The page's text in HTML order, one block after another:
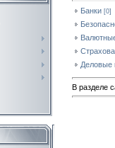
Банки [0]
Деловые
В разделе